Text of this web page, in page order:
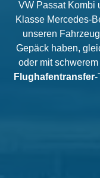
VW Passat Kombi
Klasse Mercedes-
unseren
Gepäck haben,
oder mit
Flughafentransfer-